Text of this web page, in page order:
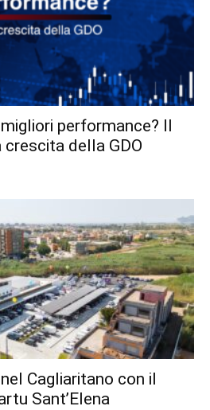
performance? Il
della GDO
Cagliaritano con il
Sant’Elena